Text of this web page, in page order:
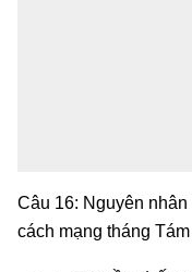
Câu 16: Nguyên
cách mạng tháng